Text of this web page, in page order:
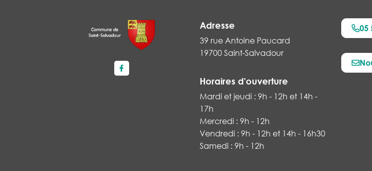
Lien vers le compte Facebook
Adresse
39 rue Antoine Paucard
19700 Saint-Salvadour
Horaires d'ouverture
Mardi et jeudi : 9h - 12h et 14h -
17h
Mercredi : 9h - 12h
Vendredi : 9h - 12h et 14h - 16h30
Samedi : 9h - 12h
05